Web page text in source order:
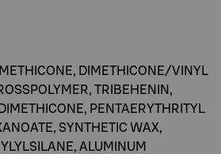
DIMETHICONE/VINYL
TRIBEHENIN,
PENTAERYTHRITYL
SYNTHETIC WAX,
ALUMINUM